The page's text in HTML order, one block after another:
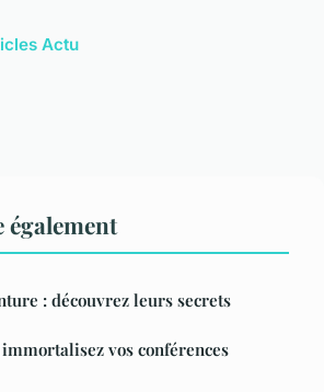
Actu
: découvrez leurs secrets
vos conférences